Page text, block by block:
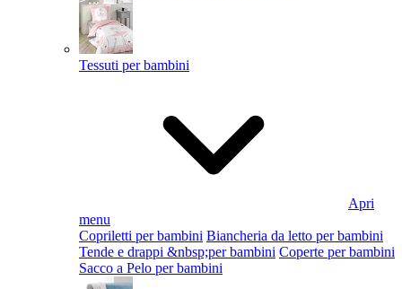
Tessuti per bambini
Apri
menu
Copriletti per bambini Biancheria da letto per bambini
Tende e drappi &nbsp;per bambini Coperte per bambini
Sacco a Pelo per bambini